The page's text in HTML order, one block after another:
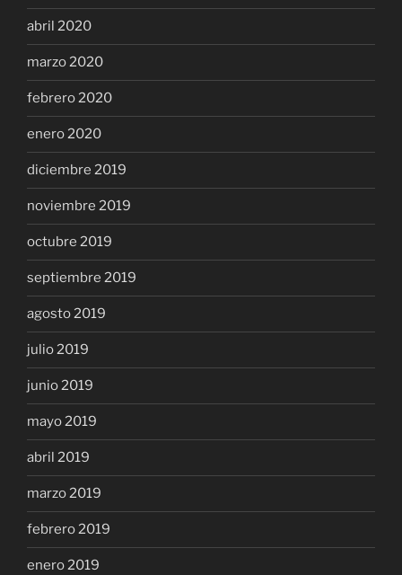
abril 2020
marzo 2020
febrero 2020
enero 2020
diciembre 2019
noviembre 2019
octubre 2019
septiembre 2019
agosto 2019
julio 2019
junio 2019
mayo 2019
abril 2019
marzo 2019
febrero 2019
enero 2019